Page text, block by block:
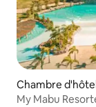
Chambre
My Mabu